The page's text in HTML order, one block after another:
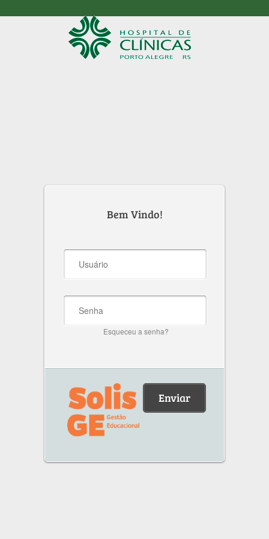
Bem Vindo!
Esqueceu a senha?